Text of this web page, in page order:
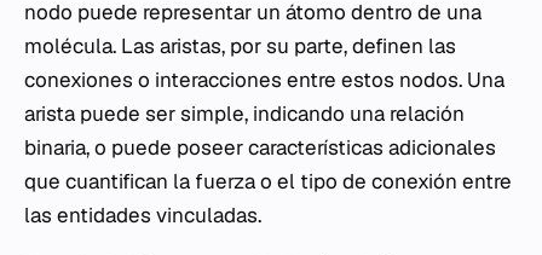
nodo puede representar un átomo dentro de una
molécula. Las aristas, por su parte, definen las
conexiones o interacciones entre estos nodos. Una
arista puede ser simple, indicando una relación
binaria, o puede poseer características adicionales
que cuantifican la fuerza o el tipo de conexión entre
las entidades vinculadas.